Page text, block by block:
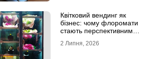
Квітковий вендинг як
бізнес: чому флоромати
стають перспективним
2 Липня, 2026